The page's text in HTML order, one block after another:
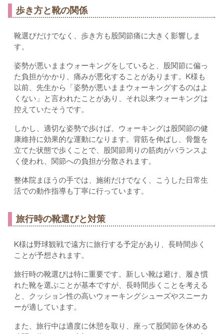
歩き方と靴の関係
靴選びだけでなく、歩き方も股関節痛に大きく影響しま
す。
姿勢が悪いままウォーキングをしていると、股関節に偏っ
た負担がかかり、痛みが悪化することがあります。K様も
以前、先生から「姿勢が悪いままウォーキングするのはよ
くない」と言われたことがあり、それ以来ウォーキングは
控えていたそうです。
しかし、適切な姿勢で歩けば、ウォーキングは股関節の健
康維持に効果的な運動になります。背筋を伸ばし、骨盤を
立てた状態で歩くことで、股関節周りの筋肉がバランスよ
く使われ、関節への負担が分散されます。
整体院まほうの手では、施術だけでなく、こうした日常生
活での動作指導も丁寧に行っています。
旅行時の靴選びと対策
K様は野球観戦で遠方に旅行する予定があり、長時間歩く
ことが予想されます。
旅行時の靴選びは特に重要です。新しい靴は避け、履き慣
れた靴を選ぶことが基本ですが、長時間歩くことを考える
と、クッション性の高いウォーキングシューズやスニーカ
ーが適しています。
また、旅行中は適度に休憩を取り、座って股関節を休める